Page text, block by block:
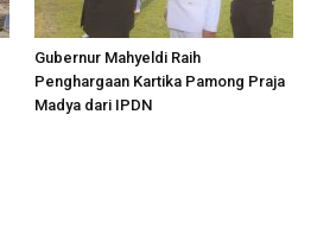
Gubernur Mahyeldi Raih
Penghargaan Kartika Pamong Praja
Madya dari IPDN